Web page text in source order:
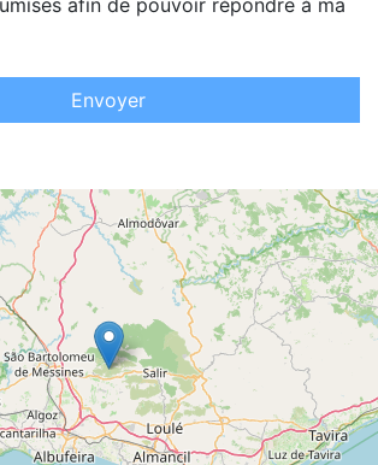
afin de pouvoir répondre à ma
Envoyer